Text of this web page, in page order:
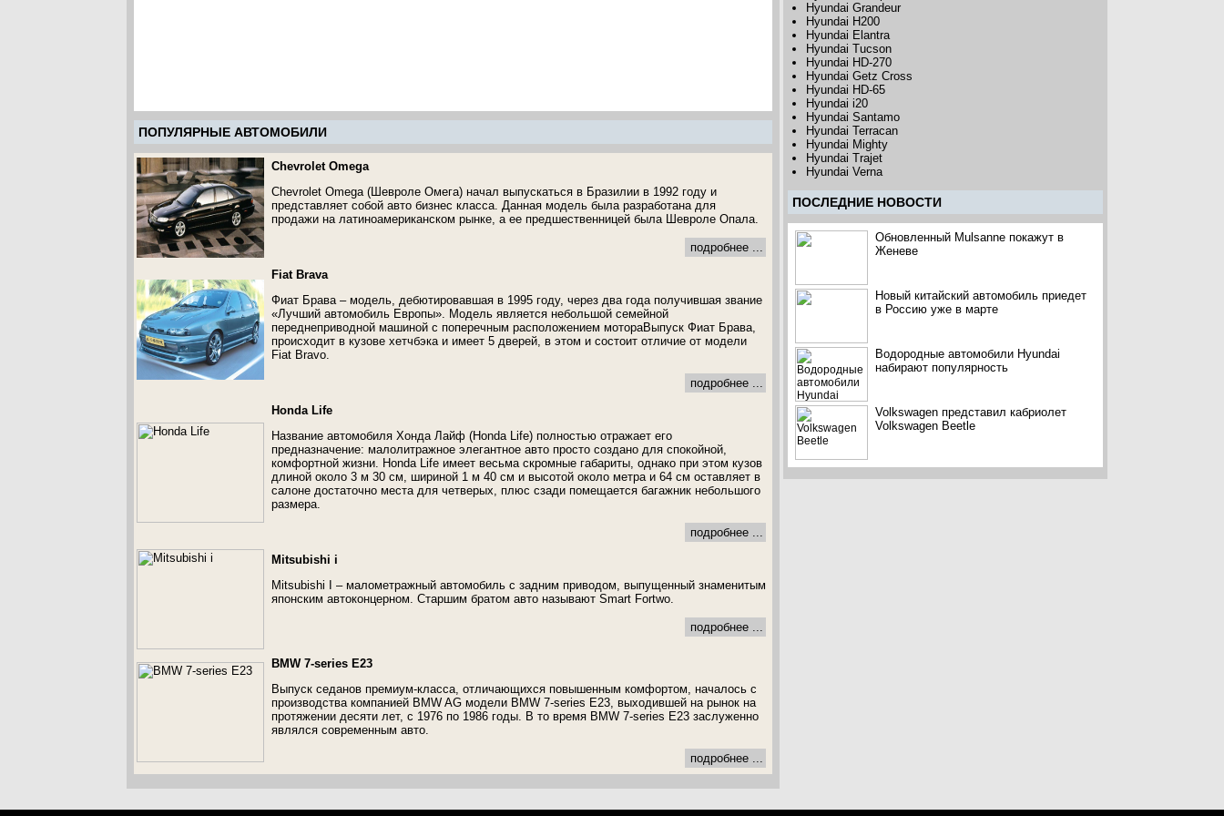
ПОПУЛЯРНЫЕ АВТОМОБИЛИ
Chevrolet Omega
Chevrolet Omega (Шевроле Омега) начал выпускаться в Бразилии в 1992 году и
представляет собой авто бизнес класса. Данная модель была разработана для
продажи на латиноамериканском рынке, а ее предшественницей была Шевроле Опала.
подробнее ...
Fiat Brava
Фиат Брава – модель, дебютировавшая в 1995 году, через два года получившая звание
«Лучший автомобиль Европы». Модель является небольшой семейной
переднеприводной машиной с поперечным расположением мотораВыпуск Фиат Брава,
происходит в кузове хетчбэка и имеет 5 дверей, в этом и состоит отличие от модели
Fiat Bravo.
подробнее ...
Honda Life
Название автомобиля Хонда Лайф (Honda Life) полностью отражает его
предназначение: малолитражное элегантное авто просто создано для спокойной,
комфортной жизни. Honda Life имеет весьма скромные габариты, однако при этом кузов
длиной около 3 м 30 см, шириной 1 м 40 см и высотой около метра и 64 см оставляет в
салоне достаточно места для четверых, плюс сзади помещается багажник небольшого
размера.
подробнее ...
Mitsubishi i
Mitsubishi I – малометражный автомобиль с задним приводом, выпущенный знаменитым
японским автоконцерном. Старшим братом авто называют Smart Fortwo.
подробнее ...
BMW 7-series E23
Выпуск седанов премиум-класса, отличающихся повышенным комфортом, началось с
производства компанией BMW AG модели BMW 7-series E23, выходившей на рынок на
протяжении десяти лет, с 1976 по 1986 годы. В то время BMW 7-series E23 заслуженно
являлся современным авто.
подробнее ...
Hyundai Grandeur
Hyundai H200
Hyundai Elantra
Hyundai Tucson
Hyundai HD-270
Hyundai Getz Cross
Hyundai HD-65
Hyundai i20
Hyundai Santamo
Hyundai Terracan
Hyundai Mighty
Hyundai Trajet
Hyundai Verna
ПОCЛЕДНИЕ НОВОСТИ
Обновленный Mulsanne покажут в
Женеве
Новый китайский автомобиль приедет
в Россию уже в марте
Водородные автомобили Hyundai
набирают популярность
Volkswagen представил кабриолет
Volkswagen Beetle